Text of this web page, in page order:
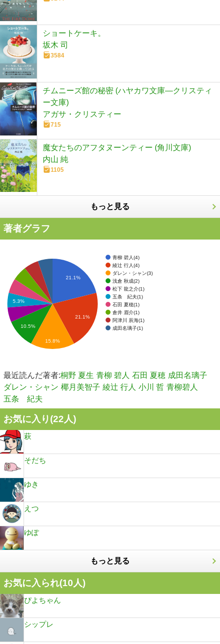
ショートケーキ。
坂木 司
3584
チムニーズ館の秘密 (ハヤカワ文庫―クリスティ
ー文庫)
アガサ・クリスティー
715
魔女たちのアフタヌーンティー (角川文庫)
内山 純
1105
もっと見る
著者グラフ
青柳 碧人(4)
綾辻 行人(4)
ダレン・シャン(3)
浅倉 秋成(2)
松下 龍之介(1)
五条 紀夫(1)
石田 夏穂(1)
倉井 眉介(1)
阿津川 辰海(1)
成田名璃子(1)
21.1%
21.1%
5.3%
10.5%
15.8%
最近読んだ著者:桐野 夏生 青柳 碧人 石田 夏穂 成田名璃子
ダレン・シャン 椰月美智子 綾辻 行人 小川 哲 青柳碧人
五条 紀夫
お気に入り(22人)
萩
そだち
ゆき
えつ
ゆぽ
もっと見る
お気に入られ(10人)
ぴよちゃん
シップレ